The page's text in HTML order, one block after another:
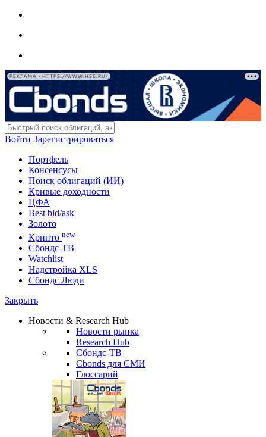
РЕКЛАМА • HTTPS://WWW.HSE.RU/
Войти Зарегистрироваться
Портфель
Консенсусы
Поиск облигаций (ИИ)
Кривые доходности
ЦФА
Best bid/ask
Золото
Крипто new
Сбондс-ТВ
Watchlist
Надстройка XLS
Сбондс Люди
Закрыть
Новости & Research Hub
Новости рынка
Research Hub
Сбондс-ТВ
Cbonds для СМИ
Глоссарий